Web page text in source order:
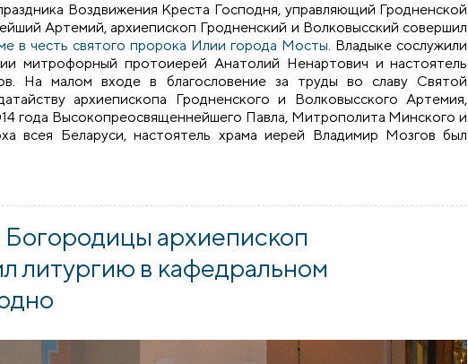
Воздвижения Креста Господня, управляющий Гродненской
Артемий, архиепископ Гродненский и Волковысский совершил
в честь святого пророка Илии города Мосты. Владыке сослужили
митрофорный протоиерей Анатолий Ненартович и настоятель
На малом входе в благословение за труды во славу Святой
архиепископа Гродненского и Волковысского Артемия,
года Высокопреосвященнейшего Павла, Митрополита Минского и
всея Беларуси, настоятель храма иерей Владимир Мозгов был
архиепископ
литургию в кафедральном